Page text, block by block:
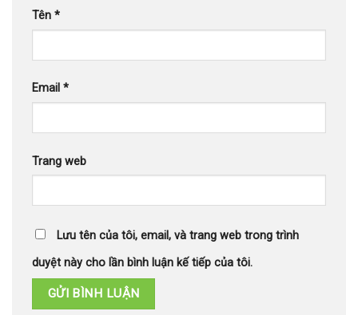
Tên *
Email *
Trang web
Lưu tên của tôi, email, và trang web trong trình
duyệt này cho lần bình luận kế tiếp của tôi.